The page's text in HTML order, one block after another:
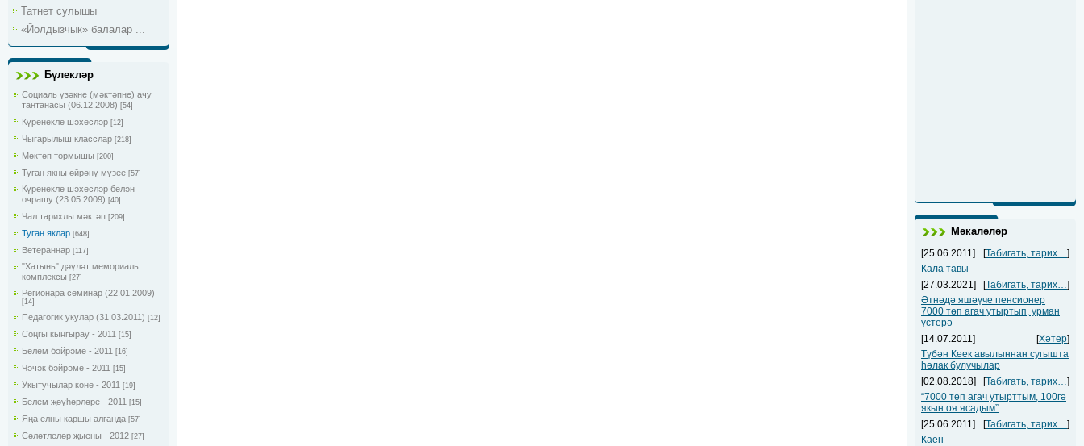
Татнет сулышы
«Йолдызчык» балалар ...
Бүлекләр
Социаль үзәкне (мәктәпне) ачу
тантанасы (06.12.2008) [54]
Күренекле шәхесләр [12]
Чыгарылыш класслар [218]
Мәктәп тормышы [200]
Туган якны өйрәнү музее [57]
Күренекле шәхесләр белән
очрашу (23.05.2009) [40]
Чал тарихлы мәктәп [209]
Туган яклар [648]
Ветераннар [117]
"Хатынь" дәүләт мемориаль
комплексы [27]
Регионара семинар (22.01.2009)
[14]
Педагогик укулар (31.03.2011) [12]
Соңгы кыңгырау - 2011 [15]
Белем бәйрәме - 2011 [16]
Чәчәк бәйрәме - 2011 [15]
Укытучылар көне - 2011 [19]
Белем җәүһәрләре - 2011 [15]
Яңа елны каршы алганда [57]
Сәләтлеләр җыены - 2012 [27]
Мәкаләләр
[25.06.2011] [Табигать, тарих…]
Кала тавы
[27.03.2021]
[Табигать, тарих…]
Әтнәдә яшәүче пенсионер
7000 төп агач утыртып, урман
үстерә
[14.07.2011]
[Хәтер]
Түбән Көек авылыннан сугышта
һәлак булучылар
[02.08.2018]
[Табигать, тарих…]
“7000 төп агач утырттым, 100гә
якын оя ясадым”
[25.06.2011]
[Табигать, тарих…]
Каен